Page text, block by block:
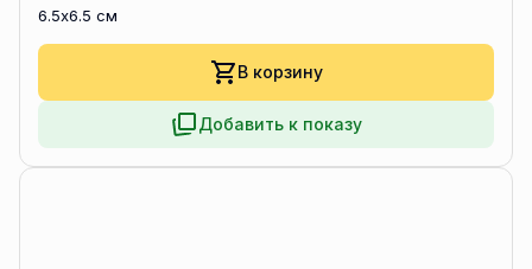
6.5x6.5 см
В корзину
Добавить к показу